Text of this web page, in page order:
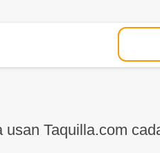
usan Taquilla.com